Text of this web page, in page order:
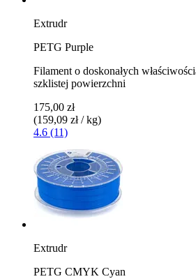
Extrudr
PETG Purple
Filament o doskonałych
szklistej powierzchni
175,00 zł
(159,09 zł / kg)
4.6 (11)
Extrudr
PETG CMYK Cyan